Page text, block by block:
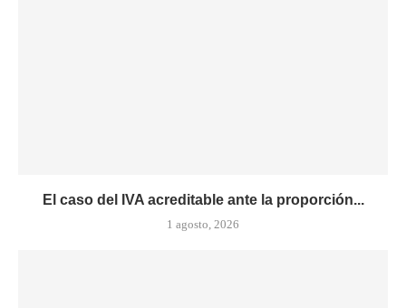
El caso del IVA acreditable ante la proporción...
1 agosto, 2026